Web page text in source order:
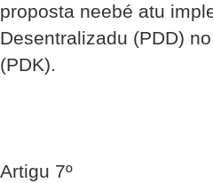
proposta neebé atu
Desentralizadu (PDD)
(PDK).
Artigu 7º